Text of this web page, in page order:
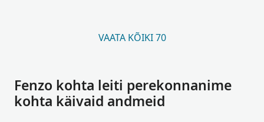
VAATA KÕIKI 70
Fenzo kohta leiti perekonnanime
kohta käivaid andmeid